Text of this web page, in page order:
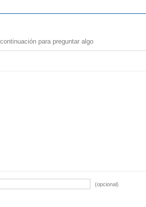
para preguntar algo
(opcional)